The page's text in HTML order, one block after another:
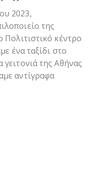
2023,
της
Πολιτιστικό κέντρο
ένα ταξίδι στο
της Αθήνας
αντίγραφα